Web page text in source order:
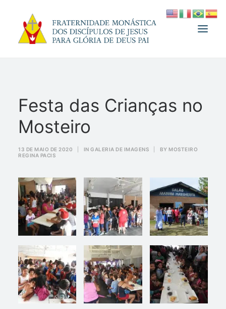
FUNDADOR
MEDJUGORJE
ATUALIDADES
INFORMATIVO
DOAÇÃO
LOJA
Festa das Crianças no
Mosteiro
13 DE MAIO DE 2020 IN GALERIA DE IMAGENS BY MOSTEIRO
REGINA PACIS